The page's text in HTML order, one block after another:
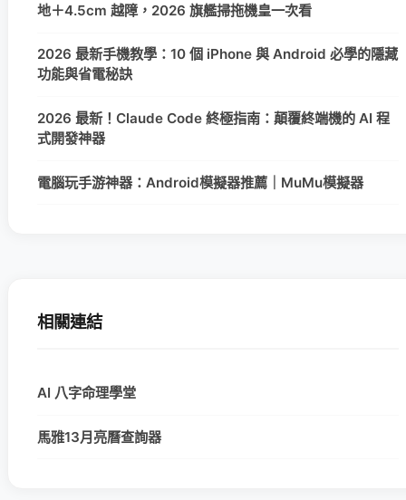
地＋4.5cm 越障，2026 旗艦掃拖機皇一次看
2026 最新手機教學：10 個 iPhone 與 Android 必學的隱藏
功能與省電秘訣
2026 最新！Claude Code 終極指南：顛覆終端機的 AI 程
式開發神器
電腦玩手游神器：Android模擬器推薦｜MuMu模擬器
相關連結
AI 八字命理學堂
馬雅13月亮曆查詢器